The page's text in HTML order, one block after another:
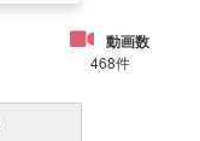
動画数
468件